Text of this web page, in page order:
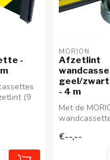
-
(9
MORION
Afzetlint
geel/
- 4 m
Met de
snel en effe...
€--,--